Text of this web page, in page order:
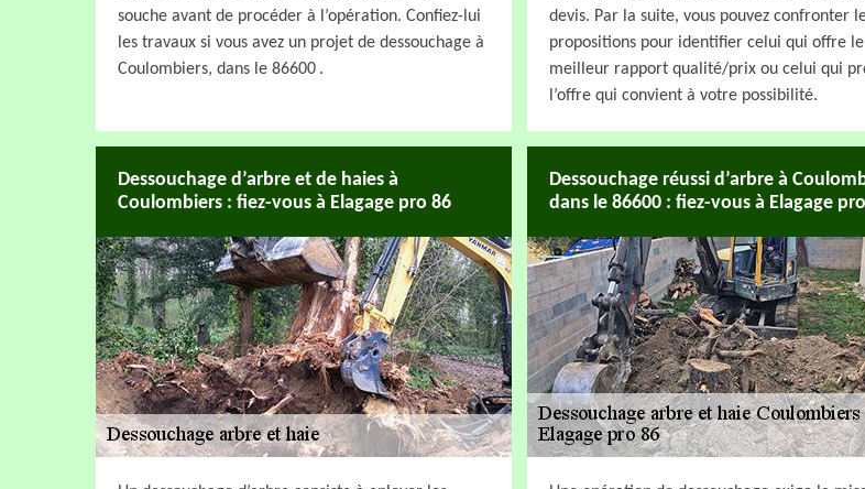
souche avant de procéder à l’opération. Confiez-lui
les travaux si vous avez un projet de dessouchage à
Coulombiers, dans le 86600 .
devis. Par la suite, vous pouvez confronter
propositions pour identifier celui qui offre le
meilleur rapport qualité/prix ou celui qui
l’offre qui convient à votre possibilité.
Dessouchage d’arbre et de haies à
Coulombiers : fiez-vous à Elagage pro 86
Dessouchage réussi d’arbre à
dans le 86600 : fiez-vous à Elagage